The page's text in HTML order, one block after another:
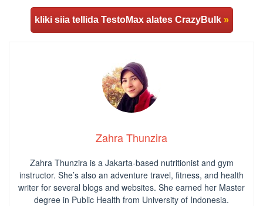
kliki siia tellida TestoMax alates CrazyBulk »
Zahra Thunzira
Zahra Thunzira is a Jakarta-based nutritionist and gym
instructor. She’s also an adventure travel, fitness, and health
writer for several blogs and websites. She earned her Master
degree in Public Health from University of Indonesia.